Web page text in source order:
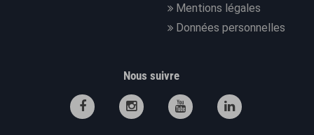
Mentions légales
Données personnelles
Nous suivre